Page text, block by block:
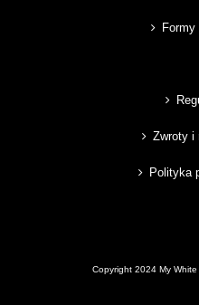
Formy
Zwroty i
Polityka
Copyright 2024 My